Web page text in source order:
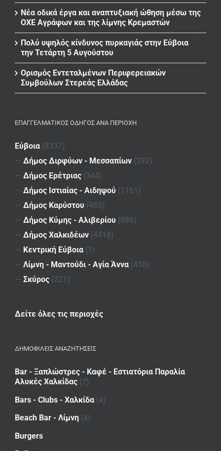
Νέα οδικά έργα και αναπτυξιακή ώθηση μέσω της
ΟΧΕ Αγράφων και της λίμνης Κρεμαστών
Πολύ υψηλός κίνδυνος πυρκαγιάς στην Εύβοια
την Τετάρτη 5 Αυγούστου
Ορισμός Εντεταλμένων Περιφερειακών
Συμβούλων Στερεάς Ελλάδας
ΕΠΑΓΓΕΛΜΑΤΙΚΌΣ ΟΔΗΓΌΣ ΑΝΆ ΠΕΡΙΟΧΉ
Εύβοια (8337)
— Δήμος Διρφύων - Μεσσαπίων (392)
— Δήμος Ερέτριας (344)
— Δήμος Ιστιαίας - Αιδηψού (1161)
— Δήμος Καρύστου (485)
— Δήμος Κύμης - Αλιβερίου (886)
— Δήμος Χαλκιδέων (4418)
— Κεντρική Εύβοια (1)
— Λίμνη - Μαντούδι - Αγία Άννα (430)
— Σκύρος (221)
Δείτε όλες τις περιοχές
ΔΗΜΟΦΙΛΕΙΣ ΑΝΑΖΗΤΗΣΕΙΣ
Bar - Ξαπλώστρες - Καφέ - Εστιατόρια Παραλία
Αλυκές Χαλκίδας (7)
Bars - Clubs - Χαλκίδα (4)
Beach Bar - Λίμνη (4)
Burgers